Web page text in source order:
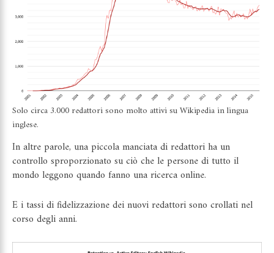
Solo circa 3.000 redattori sono molto attivi su Wikipedia in lingua
inglese.
In altre parole, una piccola manciata di redattori ha un
controllo sproporzionato su ciò che le persone di tutto il
mondo leggono quando fanno una ricerca online.
E i tassi di fidelizzazione dei nuovi redattori sono crollati nel
corso degli anni.